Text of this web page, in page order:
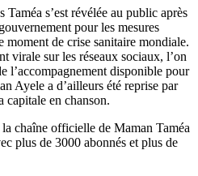
s’est révélée au public après
pour les mesures
moment de crise sanitaire mondiale.
virale sur les réseaux sociaux, l’on
l’accompagnement disponible pour
Ayele a d’ailleurs été reprise par
capitale en chanson.
chaîne officielle de Maman Taméa
plus de 3000 abonnés et plus de